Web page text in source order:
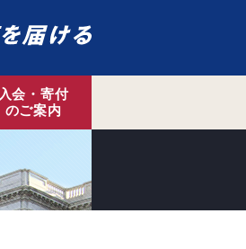
入会・寄付
のご案内